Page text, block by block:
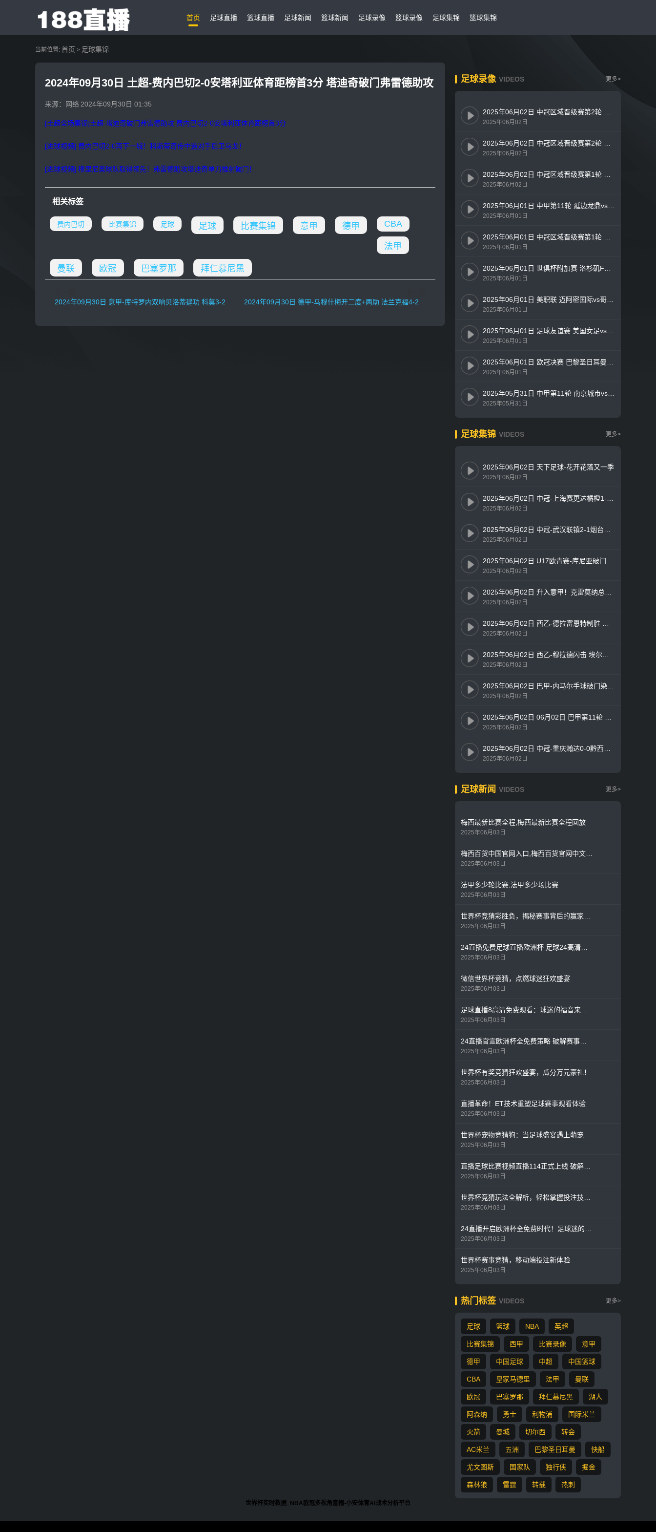
首页 足球直播 篮球直播 足球新闻 篮球新闻 足球录像 篮球录像 足球集锦 篮球集锦
当前位置: 首页 > 足球集锦
2024年09月30日 土超-费内巴切2-0安塔利亚体育距榜首3分 塔迪奇破门弗雷德助攻
来源：网络2024年09月30日 01:35
[土超全场集锦]土超-塔迪奇破门弗雷德助攻 费内巴切2-0安塔利亚体育距榜首3分
[进球视频] 费内巴切2-0再下一城！科斯蒂奇传中造对手后卫乌龙！
[进球视频] 穆里尼奥球队取得领先！弗雷德助攻塔迪奇单刀推射破门！
相关标签
费内巴切 比赛集锦 足球 足球 比赛集锦 意甲 德甲 CBA
法甲
曼联 欧冠 巴塞罗那 拜仁慕尼黑
2024年09月30日 意甲-库特罗内双响贝洛蒂建功 科莫3-2维罗纳取两连胜
2024年09月30日 德甲-马穆什梅开二度+两助 法兰克福4-2基尔
足球录像 VIDEOS 更多>
2025年06月02日 中冠区域晋级赛第2轮 上海橘橙vs湖州美奇 全场录像
2025年06月02日
2025年06月02日 中冠区域晋级赛第2轮 武汉联镇vs烟台黄渤海新区鑫海中天 全场录像
2025年06月02日
2025年06月02日 中冠区域晋级赛第1轮 重庆瀚达vs黔西南栩烽棠 全场录像
2025年06月02日
2025年06月01日 中甲第11轮 延边龙鼎vs苏州东吴 全场录像
2025年06月01日
2025年06月01日 中冠区域晋级赛第1轮 深圳吉祥vs四川青年竞技 全场录像
2025年06月01日
2025年06月01日 世俱杯附加赛 洛杉矶FCvs墨西哥美洲 全场录像
2025年06月01日
2025年06月01日 美职联 迈阿密国际vs哥伦布机员 全场录像
2025年06月01日
2025年06月01日 足球友谊赛 美国女足vs中国女足 全场录像
2025年06月01日
2025年06月01日 欧冠决赛 巴黎圣日耳曼vs国际米兰 全场录像
2025年06月01日
2025年05月31日 中甲第11轮 南京城市vs广东广州豹 全场录像
2025年05月31日
足球集锦 VIDEOS 更多>
2025年06月02日 天下足球-花开花落又一季
2025年06月02日
2025年06月02日 中冠-上海赛更达橘橙1-0湖州美奇 徐永乐内切推射致胜
2025年06月02日
2025年06月02日 中冠-武汉联镇2-1烟台鑫海中天 范金汭补时绝杀
2025年06月02日
2025年06月02日 U17欧青赛-库尼亚破门内维斯建功 葡萄牙3-0完胜法国夺冠
2025年06月02日
2025年06月02日 升入意甲！克雷莫纳总分3-2斯佩齐亚 德卢卡双响斯佩齐亚2分钟2球
2025年06月02日
2025年06月02日 西乙-德拉富恩特制胜 莱万特1-0埃瓦尔夺冠升西甲
2025年06月02日
2025年06月02日 西乙-穆拉德闪击 埃尔切4-0大胜拉科第二升西甲
2025年06月02日
2025年06月02日 巴甲-内马尔手球破门染红 桑托斯0-1遭博塔弗戈绝杀
2025年06月02日
2025年06月02日 06月02日 巴甲第11轮 桑托斯vs博塔弗戈 精彩片段
2025年06月02日
2025年06月02日 中冠-重庆瀚达0-0黔西南栩烽棠 双方握手言和
2025年06月02日
足球新闻 VIDEOS 更多>
梅西最新比赛全程,梅西最新比赛全程回放
2025年06月03日
梅西百货中国官网入口,梅西百货官网中文版app
2025年06月03日
法甲多少轮比赛,法甲多少场比赛
2025年06月03日
世界杯竞猜彩胜负，揭秘赛事背后的赢家法则
2025年06月03日
24直播免费足球直播欧洲杯 足球24高清直播颠覆观赛体验
2025年06月03日
微信世界杯竞猜，点燃球迷狂欢盛宴
2025年06月03日
足球直播8高清免费观看：球迷的福音来了！
2025年06月03日
24直播官宣欧洲杯全免费策略 破解赛事转播权困局
2025年06月03日
世界杯有奖竞猜狂欢盛宴，瓜分万元豪礼！
2025年06月03日
直播革命！ET技术重塑足球赛事观看体验
2025年06月03日
世界杯宠物竞猜狗：当足球盛宴遇上萌宠预测热潮
2025年06月03日
直播足球比赛视频直播114正式上线 破解体育赛事观看新痛点
2025年06月03日
世界杯竞猜玩法全解析，轻松掌握投注技巧与策略
2025年06月03日
24直播开启欧洲杯全免费时代！足球迷的狂欢永不掉线
2025年06月03日
世界杯赛事竞猜，移动端投注新体验
2025年06月03日
热门标签 VIDEOS 更多>
足球 篮球 NBA 英超
比赛集锦 西甲 比赛录像 意甲
德甲 中国足球 中超 中国篮球
CBA 皇家马德里 法甲 曼联
欧冠 巴塞罗那 拜仁慕尼黑 湖人
阿森纳 勇士 利物浦 国际米兰
火箭 曼城 切尔西 转会
AC米兰 五洲 巴黎圣日耳曼 快船
尤文图斯 国家队 独行侠 掘金
森林狼 雷霆 转载 热刺
世界杯实时数据_NBA欧冠多视角直播-小安体育AI战术分析平台